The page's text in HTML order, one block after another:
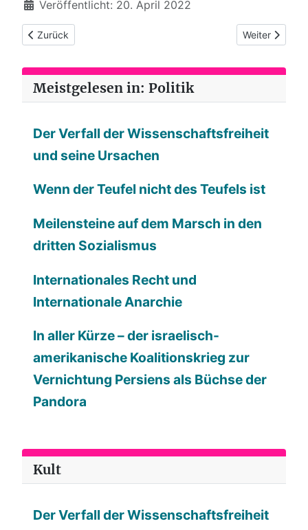
Veröffentlicht: 20. April 2022
Vorheriger Beitrag: (90) Putin nimmt ein warmes Fußbad
Zurück Nächster
Weiter
Meistgelesen in: Politik
Der Verfall der Wissenschaftsfreiheit
und seine Ursachen
Wenn der Teufel nicht des Teufels ist
Meilensteine auf dem Marsch in den
dritten Sozialismus
Internationales Recht und
Internationale Anarchie
In aller Kürze – der israelisch-
amerikanische Koalitionskrieg zur
Vernichtung Persiens als Büchse der
Pandora
Kult
Der Verfall der Wissenschaftsfreiheit